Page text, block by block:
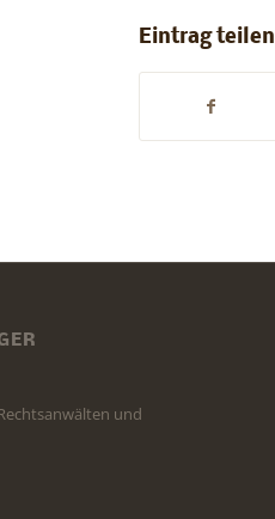
Eintrag teilen
und